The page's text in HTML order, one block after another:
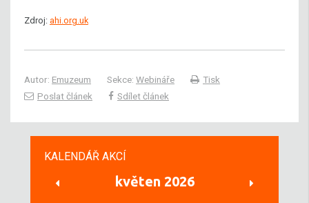
Zdroj: ahi.org.uk
Autor: Emuzeum Sekce: Webináře
Tisk
Poslat článek
Sdílet článek
KALENDÁŘ AKCÍ
květen 2026